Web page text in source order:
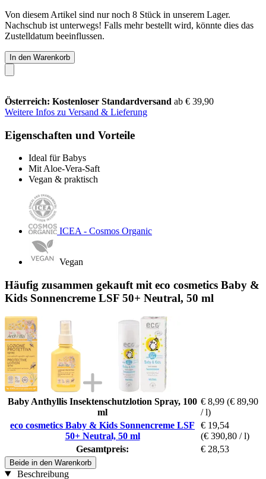
Von diesem Artikel sind nur noch 8 Stück in unserem Lager.
Nachschub ist unterwegs! Falls mehr bestellt wird, könnte dies das
Zustelldatum beeinflussen.
In den Warenkorb
Österreich: Kostenloser Standardversand ab € 39,90
Weitere Infos zu Versand & Lieferung
Eigenschaften und Vorteile
Ideal für Babys
Mit Aloe-Vera-Saft
Vegan & praktisch
ICEA - Cosmos Organic
Vegan
Häufig zusammen gekauft mit eco cosmetics Baby &
Kids Sonnencreme LSF 50+ Neutral, 50 ml
Baby Anthyllis Insektenschutzlotion Spray, 100
ml
€ 8,99 (€ 89,90
/ l)
eco cosmetics Baby & Kids Sonnencreme LSF
50+ Neutral, 50 ml
€ 19,54
(€ 390,80 / l)
Gesamtpreis:
€ 28,53
Beide in den Warenkorb
Beschreibung